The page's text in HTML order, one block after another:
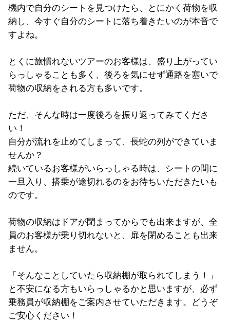
機内で自分のシートを見つけたら、とにかく荷物を収
納し、今すぐ自分のシートに落ち着きたいのが本音で
すよね。
とくに旅慣れないツアーのお客様は、盛り上がってい
らっしゃることも多く、後ろを気にせず通路を塞いで
荷物の収納をされる方も多いです。
ただ、そんな時は一度後ろを振り返ってみてくださ
い！
自分が流れを止めてしまって、長蛇の列ができていま
せんか？
続いているお客様がいらっしゃる時は、シートの間に
一旦入り、搭乗が途切れるのをお待ちいただきたいも
のです。
荷物の収納はドアが閉まってからでも出来ますが、全
員のお客様が乗り切れないと、扉を閉めることも出来
ません。
「そんなことしていたら収納棚が取られてしまう！」
と不安になる方もいらっしゃるかと思いますが、必ず
乗務員が収納棚をご案内させていただきます。どうぞ
ご安心ください！